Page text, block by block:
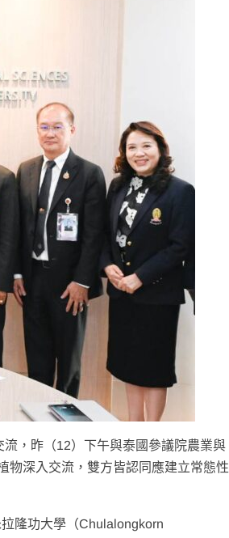
，昨（12）下午與泰國參議院農業與
物深入交流，雙方皆認同應建立常態性
隆功大學（Chulalongkorn